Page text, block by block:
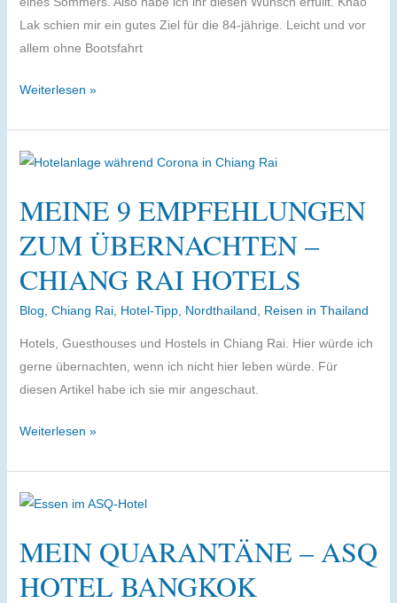
Lak schien mir ein gutes Ziel für die 84-jährige. Leicht und vor
allem ohne Bootsfahrt
Faul
Khao
Lak
Ausruhen,
Ausruhen
vom
Weiterlesen »
MEINE 9 EMPFEHLUNGEN
ZUM ÜBERNACHTEN –
CHIANG RAI HOTELS
Blog Chiang Rai, Hotel-Tipp, Nordthailand Reisen in Thailand
Hotels, Guesthouses und Hostels in Chiang Rai. Hier würde ich
gerne übernachten, wenn ich nicht hier leben würde. Für
diesen Artikel habe ich sie mir angeschaut.
Meine
Empfehlungen
zum
–
Rai
Weiterlesen »
MEIN QUARANTÄNE – ASQ
HOTEL BANGKOK